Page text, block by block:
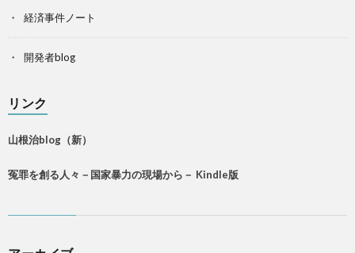
経済事件ノート
開発者blog
リンク
山根治blog（新）
冤罪を創る人々－国家暴力の現場から－ Kindle版